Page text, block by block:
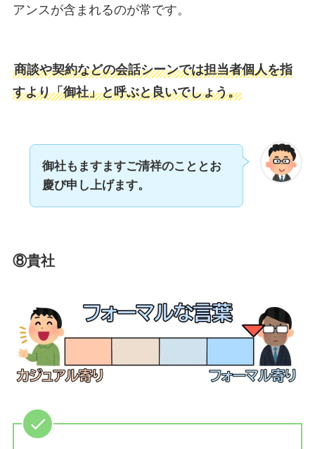
アンスが含まれるのが常です。
商談や契約などの会話シーンでは担当者個人を指
すより「御社」と呼ぶと良いでしょう。
御社もますますご清祥のこととお
慶び申し上げます。
⑧貴社